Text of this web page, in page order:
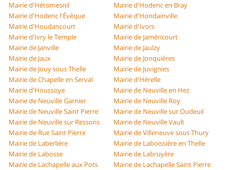
Mairie d'Hétomesnil
Mairie d'Hodenc en Bray
Mairie d'Hodenc l'Évêque
Mairie d'Hondainville
Mairie d'Houdancourt
Mairie d'Ivors
Mairie d'Ivry le Temple
Mairie de Jaméricourt
Mairie de Janville
Mairie de Jaulzy
Mairie de Jaux
Mairie de Jonquières
Mairie de Jouy sous Thelle
Mairie de Juvignies
Mairie de Chapelle en Serval
Mairie d'Hérelle
Mairie d'Houssoye
Mairie de Neuville en Hez
Mairie de Neuville Garnier
Mairie de Neuville Roy
Mairie de Neuville Saint Pierre
Mairie de Neuville sur Oudeuil
Mairie de Neuville sur Ressons
Mairie de Neuville Vault
Mairie de Rue Saint Pierre
Mairie de Villeneuve sous Thury
Mairie de Laberlière
Mairie de Laboissière en Thelle
Mairie de Labosse
Mairie de Labruyère
Mairie de Lachapelle aux Pots
Mairie de Lachapelle Saint Pierre